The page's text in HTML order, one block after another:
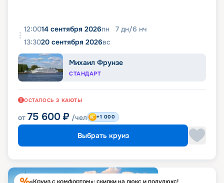
12:0014 сентября 2026пн 7 дн/6 нч
13:3020 сентября 2026вс
Михаил Фрунзе
СТАНДАРТ
ОСТАЛОСЬ 3 КАЮТЫ
от 75 600 ₽ /чел +1 000
Выбрать круиз
«Круиз с комфортом»: скидки на люкс и полулюкс!